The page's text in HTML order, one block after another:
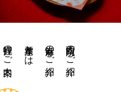
西南院のご紹介
當麻寺のご紹介
水琴窟とは
拝観のご案内